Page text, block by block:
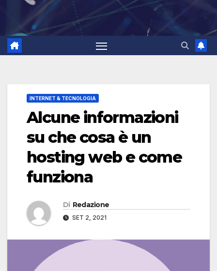
INTERNET & TECNOLOGIA
Alcune informazioni
su che cosa è un
hosting web e come
funziona
Di Redazione
SET 2, 2021